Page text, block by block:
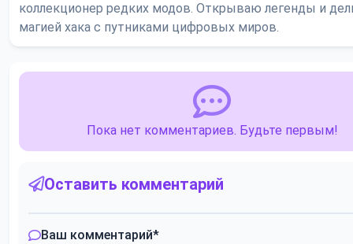
коллекционер редких модов. Открываю легенды и
магией хака с путниками цифровых миров.
Пока нет комментариев. Будьте первым!
Оставить комментарий
Ваш комментарий*